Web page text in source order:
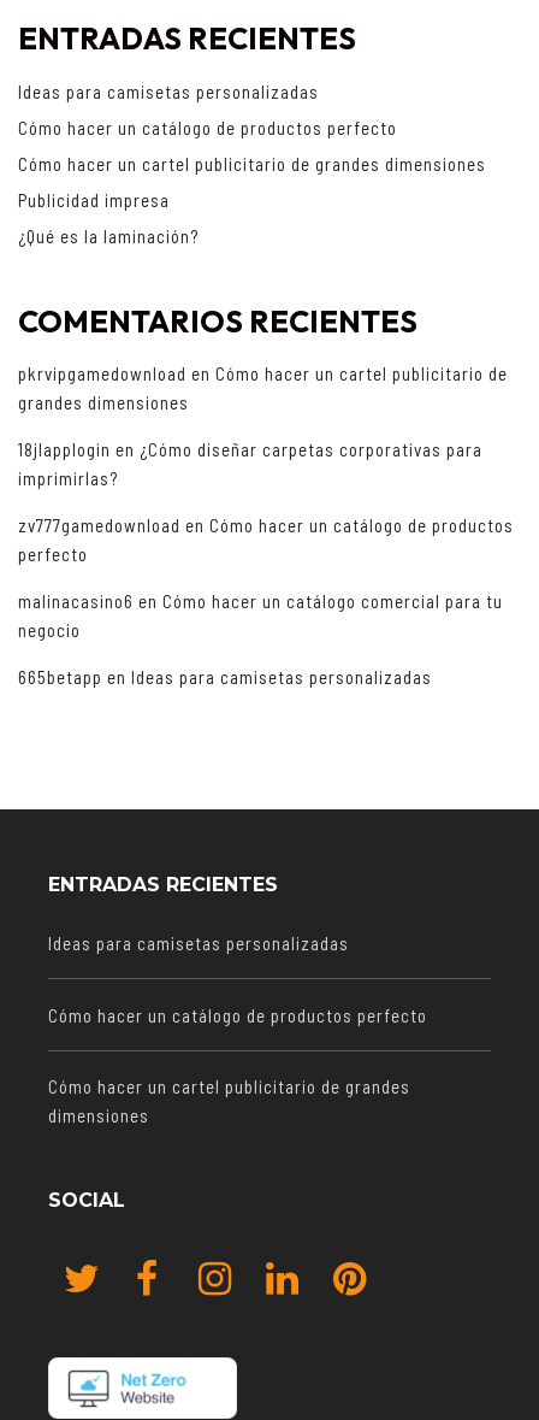
ENTRADAS RECIENTES
Ideas para camisetas personalizadas
Cómo hacer un catálogo de productos perfecto
Cómo hacer un cartel publicitario de grandes dimensiones
Publicidad impresa
¿Qué es la laminación?
COMENTARIOS RECIENTES
pkrvipgamedownload en Cómo hacer un cartel publicitario de
grandes dimensiones
18jlapplogin en ¿Cómo diseñar carpetas corporativas para
imprimirlas?
zv777gamedownload en Cómo hacer un catálogo de productos
perfecto
malinacasino6 en Cómo hacer un catálogo comercial para tu
negocio
665betapp en Ideas para camisetas personalizadas
ENTRADAS RECIENTES
Ideas para camisetas personalizadas
Cómo hacer un catálogo de productos perfecto
Cómo hacer un cartel publicitario de grandes
dimensiones
SOCIAL